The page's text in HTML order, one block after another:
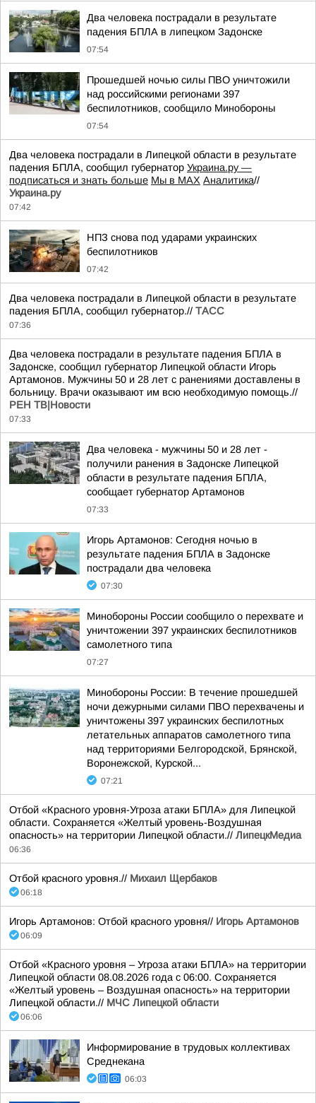
Два человека пострадали в результате
падения БПЛА в липецком Задонске
07:54
Прошедшей ночью силы ПВО уничтожили
над российскими регионами 397
беспилотников, сообщило Минобороны
07:54
Два человека пострадали в Липецкой области в результате
падения БПЛА, сообщил губернатор Украина.ру —
подписаться и знать больше Мы в MAX Аналитика//
Украина.ру
07:42
НПЗ снова под ударами украинских
беспилотников
07:42
Два человека пострадали в Липецкой области в результате
падения БПЛА, сообщил губернатор.// ТАСС
07:36
Два человека пострадали в результате падения БПЛА в
Задонске, сообщил губернатор Липецкой области Игорь
Артамонов. Мужчины 50 и 28 лет с ранениями доставлены в
больницу. Врачи оказывают им всю необходимую помощь.//
РЕН ТВ|Новости
07:33
Два человека - мужчины 50 и 28 лет -
получили ранения в Задонске Липецкой
области в результате падения БПЛА,
сообщает губернатор Артамонов
07:33
Игорь Артамонов: Сегодня ночью в
результате падения БПЛА в Задонске
пострадали два человека
07:30
Минобороны России сообщило о перехвате и
уничтожении 397 украинских беспилотников
самолетного типа
07:27
Минобороны России: В течение прошедшей
ночи дежурными силами ПВО перехвачены и
уничтожены 397 украинских беспилотных
летательных аппаратов самолетного типа
над территориями Белгородской, Брянской,
Воронежской, Курской...
07:21
Отбой «Красного уровня-Угроза атаки БПЛА» для Липецкой
области. Сохраняется «Желтый уровень-Воздушная
опасность» на территории Липецкой области.// ЛипецкМедиа
06:36
Отбой красного уровня.// Михаил Щербаков
06:18
Игорь Артамонов: Отбой красного уровня// Игорь Артамонов
06:09
Отбой «Красного уровня – Угроза атаки БПЛА» на территории
Липецкой области 08.08.2026 года с 06:00. Сохраняется
«Желтый уровень – Воздушная опасность» на территории
Липецкой области.// МЧС Липецкой области
06:06
Информирование в трудовых коллективах
Среднекана
06:03